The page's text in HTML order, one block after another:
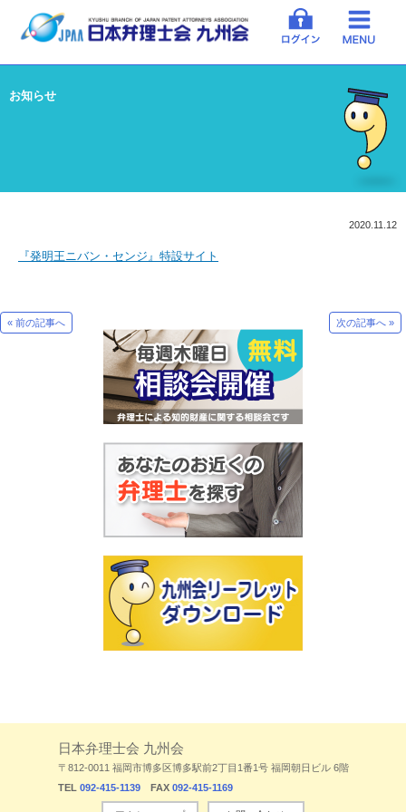
お知らせ
2020.11.12
『発明王ニバン・センジ』特設サイト
« 前の記事へ 次の記事へ »
日本弁理士会 九州会
〒812-0011 福岡市博多区博多駅前2丁目1番1号 福岡朝日ビル 6階
TEL 092-415-1139FAX 092-415-1169